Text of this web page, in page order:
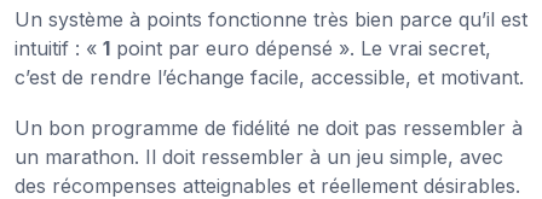
Un système à points fonctionne très bien parce qu’il est
intuitif : « 1 point par euro dépensé ». Le vrai secret,
c’est de rendre l’échange facile, accessible, et motivant.
Un bon programme de fidélité ne doit pas ressembler à
un marathon. Il doit ressembler à un jeu simple, avec
des récompenses atteignables et réellement désirables.